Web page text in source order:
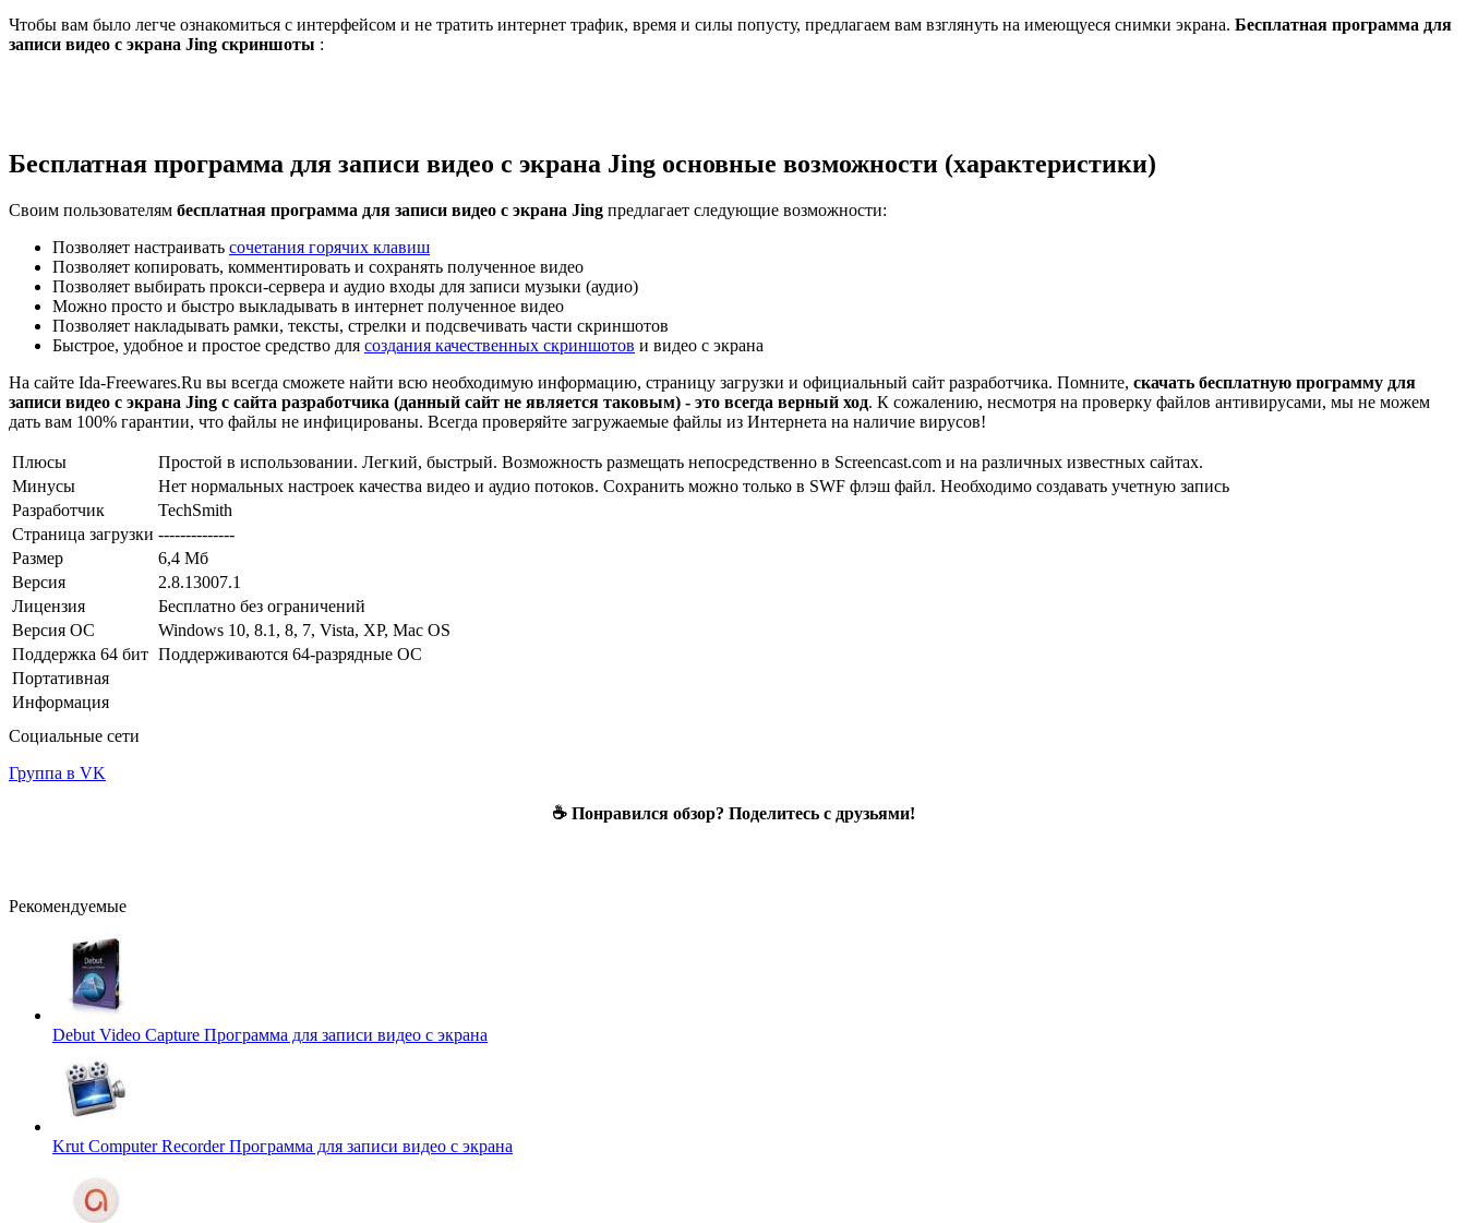
Чтобы вам было легче ознакомиться с интерфейсом и не тратить интернет трафик, время и силы попусту, предлагаем вам взглянуть на имеющуеся снимки экрана. Бесплатная программа для
записи видео c экрана Jing скриншоты :
Бесплатная программа для записи видео c экрана Jing основные возможности (характеристики)
Своим пользователям бесплатная программа для записи видео c экрана Jing предлагает следующие возможности:
Позволяет настраивать сочетания горячих клавиш
Позволяет копировать, комментировать и сохранять полученное видео
Позволяет выбирать прокси-сервера и аудио входы для записи музыки (аудио)
Можно просто и быстро выкладывать в интернет полученное видео
Позволяет накладывать рамки, тексты, стрелки и подсвечивать части скриншотов
Быстрое, удобное и простое средство для создания качественных скриншотов и видео с экрана
На сайте Ida-Freewares.Ru вы всегда сможете найти всю необходимую информацию, страницу загрузки и официальный сайт разработчика. Помните, скачать бесплатную программу для
записи видео c экрана Jing с сайта разработчика (данный сайт не является таковым) - это всегда верный ход. К сожалению, несмотря на проверку файлов антивирусами, мы не можем
дать вам 100% гарантии, что файлы не инфицированы. Всегда проверяйте загружаемые файлы из Интернета на наличие вирусов!
Плюсы
Простой в использовании. Легкий, быстрый. Возможность размещать непосредственно в Screencast.com и на различных известных сайтах.
Минусы
Нет нормальных настроек качества видео и аудио потоков. Сохранить можно только в SWF флэш файл. Необходимо создавать учетную запись
Разработчик
TechSmith
Страница загрузки --------------
Размер
6,4 Мб
Версия
2.8.13007.1
Лицензия
Бесплатно без ограничений
Версия ОС
Windows 10, 8.1, 8, 7, Vista, XP, Mac OS
Поддержка 64 бит Поддерживаются 64-разрядные ОС
Портативная
Информация
Социальные сети
Группа в VK
☕ Понравился обзор? Поделитесь с друзьями!
Рекомендуемые
Debut Video Capture Программа для записи видео c экрана
Krut Computer RecorderПрограмма для записи видео c экрана